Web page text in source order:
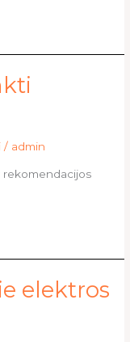
/ admin
rekomendacijos
elektros